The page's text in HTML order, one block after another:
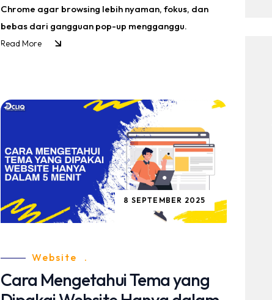
Chrome agar browsing lebih nyaman, fokus, dan
bebas dari gangguan pop-up mengganggu.
Read More
8 SEPTEMBER 2025
Website .
Cara Mengetahui Tema yang